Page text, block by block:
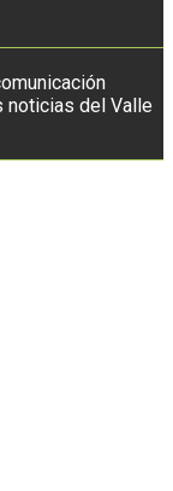
noticias del Valle